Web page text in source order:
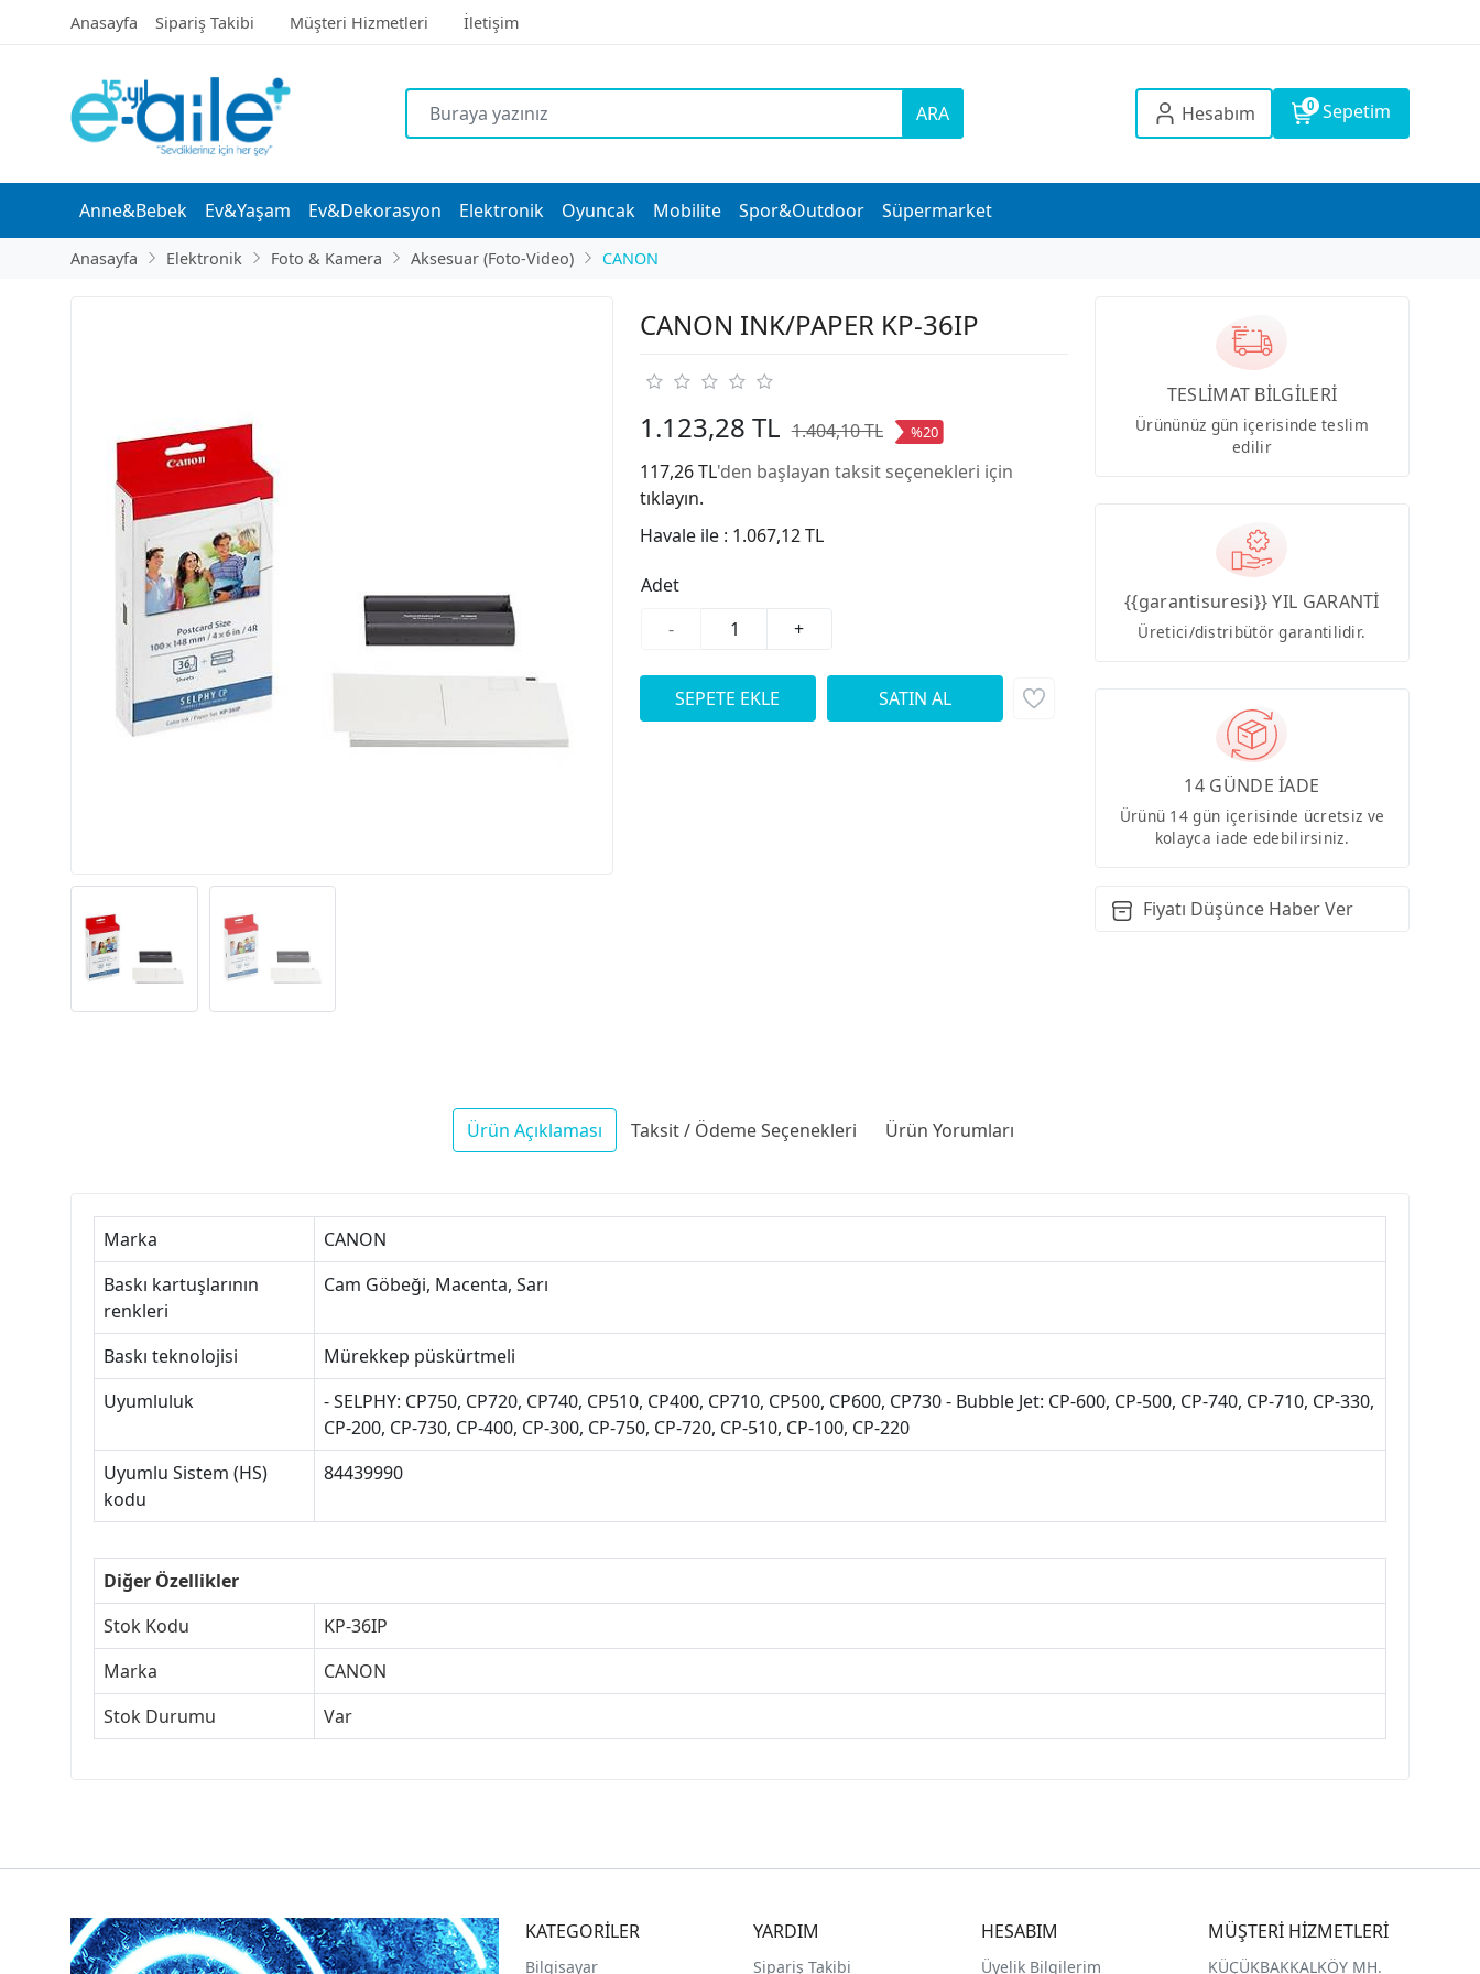
Anasayfa Sipariş Takibi Müşteri Hizmetleri İletişim
ARA Hesabım 0 Sepetim
Anne&Bebek Ev&Yaşam Ev&Dekorasyon Elektronik Oyuncak Mobilite Spor&Outdoor Süpermarket
Anasayfa Elektronik Foto & Kamera Aksesuar (Foto-Video) CANON
CANON INK/PAPER KP-36IP
1.123,28 TL 1.404,10 TL %20
117,26 TL'den başlayan taksit seçenekleri için
tıklayın.
Havale ile : 1.067,12 TL
Adet
-
+
TESLİMAT BİLGİLERİ
Ürününüz gün içerisinde teslim
edilir
{{garantisuresi}} YIL GARANTİ
Üretici/distribütör garantilidir.
14 GÜNDE İADE
Ürünü 14 gün içerisinde ücretsiz ve
kolayca iade edebilirsiniz.
Fiyatı Düşünce Haber Ver
Ürün Açıklaması Taksit / Ödeme Seçenekleri Ürün Yorumları
Marka
CANON
Baskı kartuşlarının
renkleri
Cam Göbeği, Macenta, Sarı
Baskı teknolojisi
Mürekkep püskürtmeli
Uyumluluk
- SELPHY: CP750, CP720, CP740, CP510, CP400, CP710, CP500, CP600, CP730 - Bubble Jet: CP-600, CP-500, CP-740, CP-710, CP-330,
CP-200, CP-730, CP-400, CP-300, CP-750, CP-720, CP-510, CP-100, CP-220
Uyumlu Sistem (HS)
kodu
84439990
Diğer Özellikler
Stok Kodu
KP-36IP
Marka
CANON
Stok Durumu
Var
KATEGORİLER
Bilgisayar
YARDIM
Sipariş Takibi
HESABIM
Üyelik Bilgilerim
MÜŞTERİ HİZMETLERİ
KÜÇÜKBAKKALKÖY MH.